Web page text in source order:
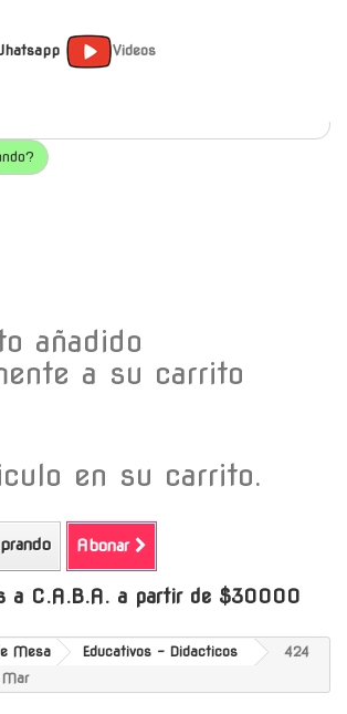
Videos
a
añadido
a su carrito
en su carrito.
Abonar
a C.A.B.A. a partir de $30000
Mesa Educativos - Didacticos
424
Mar